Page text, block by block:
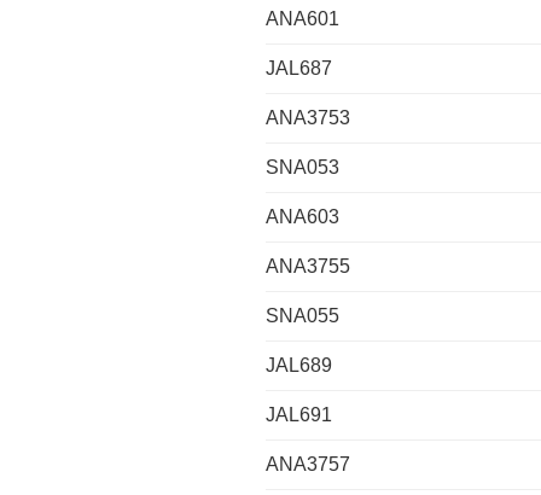
ANA601
JAL687
ANA3753
SNA053
ANA603
ANA3755
SNA055
JAL689
JAL691
ANA3757